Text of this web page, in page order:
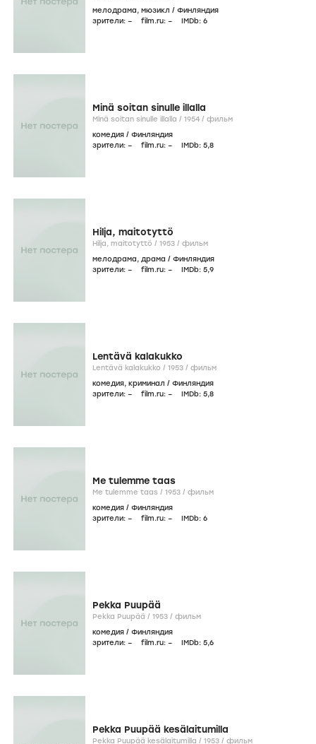
мелодрама, мюзикл / Финляндия
зрители: – film.ru: – IMDb: 6
Minä soitan sinulle illalla
Minä soitan sinulle illalla / 1954 / фильм
комедия / Финляндия
зрители: – film.ru: – IMDb: 5,8
Hilja, maitotyttö
Hilja, maitotyttö / 1953 / фильм
мелодрама, драма / Финляндия
зрители: – film.ru: – IMDb: 5,9
Lentävä kalakukko
Lentävä kalakukko / 1953 / фильм
комедия, криминал / Финляндия
зрители: – film.ru: – IMDb: 5,8
Me tulemme taas
Me tulemme taas / 1953 / фильм
комедия / Финляндия
зрители: – film.ru: – IMDb: 6
Pekka Puupää
Pekka Puupää / 1953 / фильм
комедия / Финляндия
зрители: – film.ru: – IMDb: 5,6
Pekka Puupää kesälaitumilla
Pekka Puupää kesälaitumilla / 1953 / фильм